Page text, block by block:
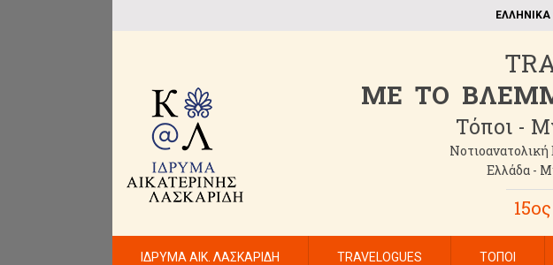
EΛΛΗΝΙΚΑ
ME TO
Τόποι -
Ελλάδα -
ΙΔΡΥΜΑ ΑΙΚ. ΛΑΣΚΑΡΙΔΗ TRAVELOGUES ΤΟΠΟΙ